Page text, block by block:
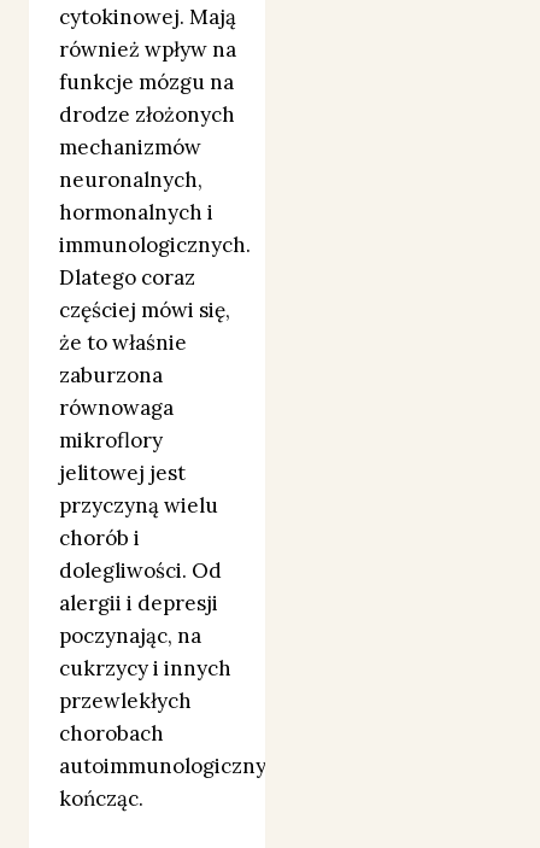
cytokinowej. Mają
również wpływ na
funkcje mózgu na
drodze złożonych
mechanizmów
neuronalnych,
hormonalnych i
immunologicznych.
Dlatego coraz
częściej mówi się,
że to właśnie
zaburzona
równowaga
mikroflory
jelitowej jest
przyczyną wielu
chorób i
dolegliwości. Od
alergii i depresji
poczynając, na
cukrzycy i innych
przewlekłych
chorobach
autoimmunologicznych
kończąc.